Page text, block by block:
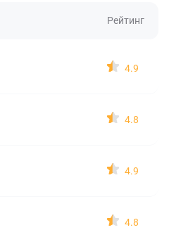
Рейтинг
4.9
4.8
4.9
4.8